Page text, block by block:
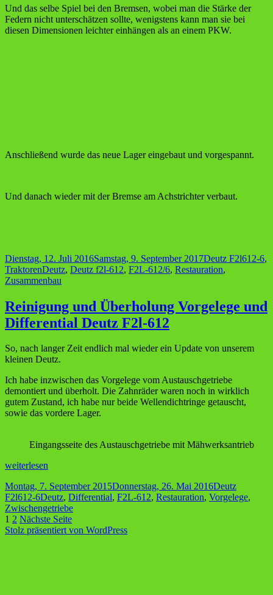
Und das selbe Spiel bei den Bremsen, wobei man die Stärke der
Federn nicht unterschätzen sollte, wenigstens kann man sie bei
diesen Dimensionen leichter einhängen als an einem PKW.
Anschließend wurde das neue Lager eingebaut und vorgespannt.
Und danach wieder mit der Bremse am Achstrichter verbaut.
Veröffentlicht
am
Dienstag, 12. Juli 2016Samstag, 9. September 2017Kategorien
Deutz F2l612-6,
TraktorenSchlagwörter
Deutz, Deutz f2l-612, F2L-612/6, Restauration,
Zusammenbau
Reinigung und Überholung Vorgelege und
Differential Deutz F2l-612
So, nach langer Zeit endlich mal wieder ein Update von unserem
kleinen Deutz.
Ich habe inzwischen das Vorgelege vom Austauschgetriebe
demontiert und überholt. Die Zahnräder waren noch in wirklich
gutem Zustand, ich habe nur beide Wellendichtringe getauscht,
sowie das vordere Lager.
Eingangsseite des Austauschgetriebe mit Mähwerksantrieb
Reinigung
Überholung
Vorgelege
und
Differential
Deutz
weiterlesen
Veröffentlicht
am
Montag, 7. September 2015Donnerstag, 26. Mai 2016Kategorien
Deutz
F2l612-6Schlagwörter
Deutz, Differential, F2L-612, Restauration, Vorgelege,
Zwischengetriebe
Seitennummerierung
der
Seite
1 Seite
2 Nächste Seite
Stolz präsentiert von WordPress